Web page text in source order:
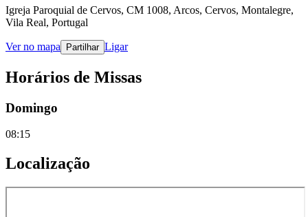
Igreja Paroquial de Cervos, CM 1008, Arcos, Cervos, Montalegre,
Vila Real, Portugal
Ver no mapa Partilhar Ligar
Horários de Missas
Domingo
08:15
Localização